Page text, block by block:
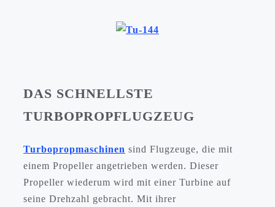
DAS SCHNELLSTE
TURBOPROPFLUGZEUG
Turbopropmaschinen sind Flugzeuge, die mit
einem Propeller angetrieben werden. Dieser
Propeller wiederum wird mit einer Turbine auf
seine Drehzahl gebracht. Mit ihrer